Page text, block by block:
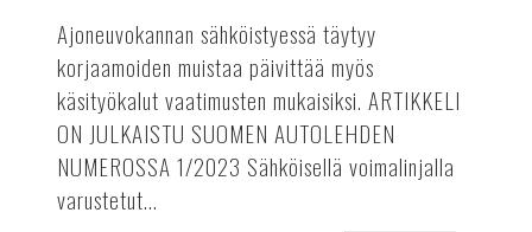
Ajoneuvokannan sähköistyessä täytyy
korjaamoiden muistaa päivittää myös
käsityökalut vaatimusten mukaisiksi. ARTIKKELI
ON JULKAISTU SUOMEN AUTOLEHDEN
NUMEROSSA 1/2023 Sähköisellä voimalinjalla
varustetut...